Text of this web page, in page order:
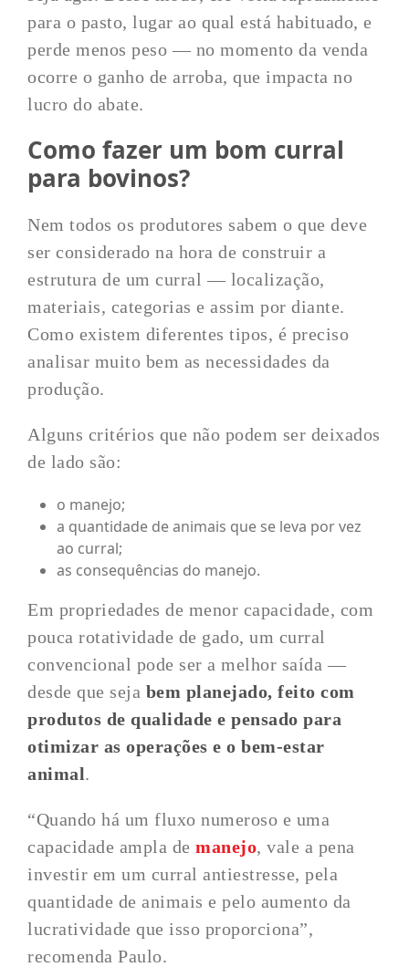
para o pasto, lugar ao qual está habituado, e
perde menos peso — no momento da venda
ocorre o ganho de arroba, que impacta no
lucro do abate.
Como fazer um bom curral
para bovinos?
Nem todos os produtores sabem o que deve
ser considerado na hora de construir a
estrutura de um curral — localização,
materiais, categorias e assim por diante.
Como existem diferentes tipos, é preciso
analisar muito bem as necessidades da
produção.
Alguns critérios que não podem ser deixados
de lado são:
o manejo;
a quantidade de animais que se leva por vez
ao curral;
as consequências do manejo.
Em propriedades de menor capacidade, com
pouca rotatividade de gado, um curral
convencional pode ser a melhor saída —
desde que seja bem planejado, feito com
produtos de qualidade e pensado para
otimizar as operações e o bem-estar
animal.
“Quando há um fluxo numeroso e uma
capacidade ampla demanejo, vale a pena
investir em um curral antiestresse, pela
quantidade de animais e pelo aumento da
lucratividade que isso proporciona”,
recomenda Paulo.